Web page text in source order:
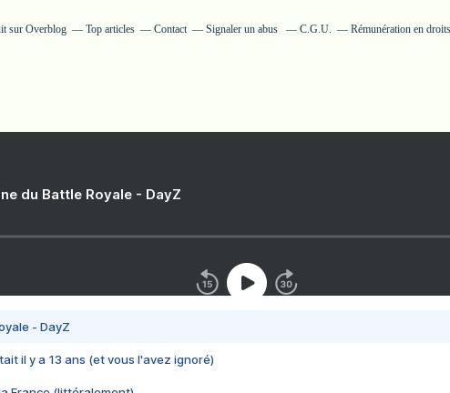
sur Overblog Top articles Contact Signaler un abus C.G.U. Rémunération en
du Battle Royale - DayZ
- DayZ
il y a 13 ans (et vous l'avez ignoré)